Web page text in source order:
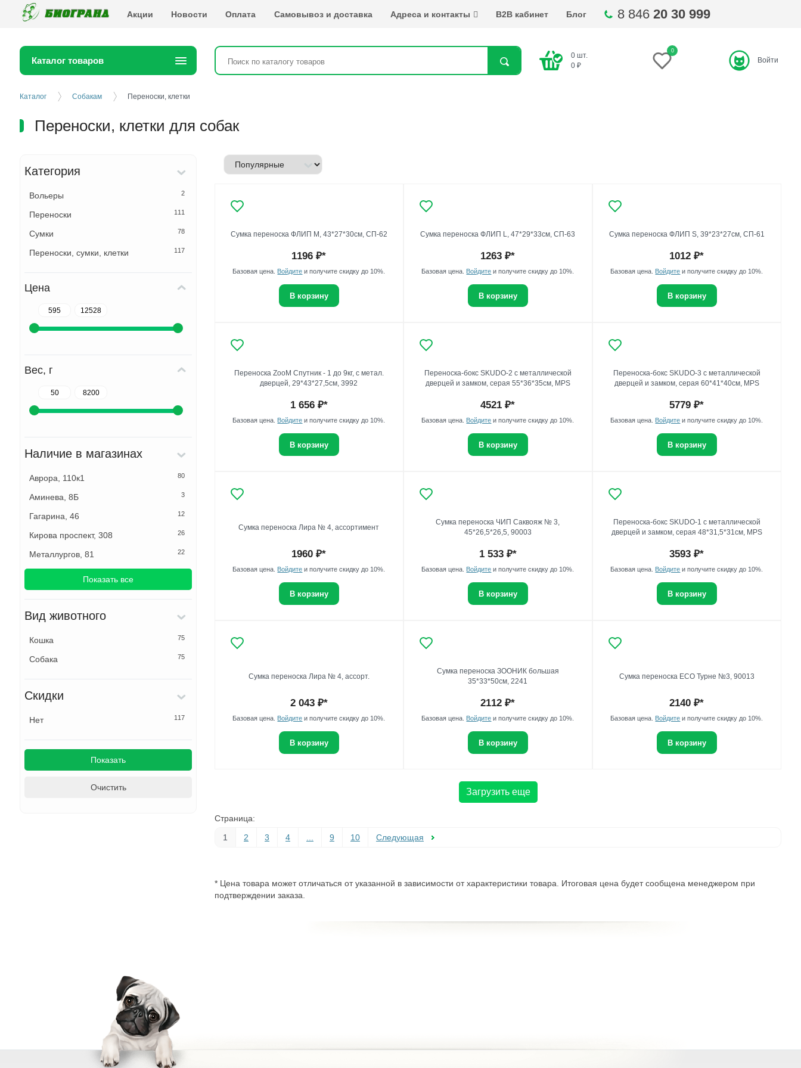
Акции Новости Оплата Самовывоз и доставка Адреса и контакты B2B кабинет Блог 8 846 20 30 999
Каталог товаров Найти
0 шт.
0 ₽
0
Войти
Каталог Собакам Переноски, клетки
Переноски, клетки для собак
Категория
Вольеры 2
Переноски 111
Сумки 78
Переноски, сумки, клетки 117
Цена
Вес, г
Наличие в магазинах
Аврора, 110к1 80
Аминева, 8Б 3
Гагарина, 46 12
Кирова проспект, 308 26
Металлургов, 81 22
Показать все
Вид животного
Кошка 75
Собака 75
Скидки
Нет 117
Показать
Очистить
Сумка переноска ФЛИП М, 43*27*30см, СП-62
1196 ₽*
Базовая цена. Войдите и получите скидку до 10%.
В корзину
Сумка переноска ФЛИП L, 47*29*33см, СП-63
1263 ₽*
Базовая цена. Войдите и получите скидку до 10%.
В корзину
Сумка переноска ФЛИП S, 39*23*27см, СП-61
1012 ₽*
Базовая цена. Войдите и получите скидку до 10%.
В корзину
Переноска ZooM Спутник - 1 до 9кг, с метал.
дверцей, 29*43*27,5см, 3992
1 656₽*
Базовая цена. Войдите и получите скидку до 10%.
В корзину
Переноска-бокс SKUDO-2 с металлической
дверцей и замком, серая 55*36*35см, MPS
4521 ₽*
Базовая цена. Войдите и получите скидку до 10%.
В корзину
Переноска-бокс SKUDO-3 с металлической
дверцей и замком, серая 60*41*40см, MPS
5779 ₽*
Базовая цена. Войдите и получите скидку до 10%.
В корзину
Сумка переноска Лира № 4, ассортимент
1960 ₽*
Базовая цена. Войдите и получите скидку до 10%.
В корзину
Сумка переноска ЧИП Саквояж № 3,
45*26,5*26,5, 90003
1 533₽*
Базовая цена. Войдите и получите скидку до 10%.
В корзину
Переноска-бокс SKUDO-1 с металлической
дверцей и замком, серая 48*31,5*31см, MPS
3593 ₽*
Базовая цена. Войдите и получите скидку до 10%.
В корзину
Сумка переноска Лира № 4, ассорт.
2 043₽*
Базовая цена. Войдите и получите скидку до 10%.
В корзину
Сумка переноска ЗООНИК большая
35*33*50см, 2241
2112 ₽*
Базовая цена. Войдите и получите скидку до 10%.
В корзину
Сумка переноска ECO Турне №3, 90013
2140 ₽*
Базовая цена. Войдите и получите скидку до 10%.
В корзину
Загрузить еще
Страница:
1
2 3 4 9 10 Следующая
* Цена товара может отличаться от указанной в зависимости от характеристики товара. Итоговая цена будет сообщена менеджером при
подтверждении заказа.